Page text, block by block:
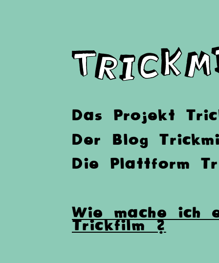
Das Projekt
Der Blog
Die Plattform
Wie mache ich
Trickfilm ?